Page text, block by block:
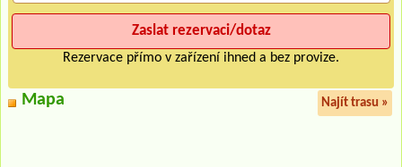
Rezervace přímo v zařízení ihned a bez provize.
Mapa Najít trasu »